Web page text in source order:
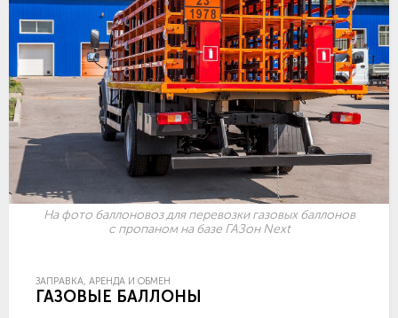
На фото баллоновоз для перевозки газовых баллонов
с пропаном на базе ГАЗон Next
ЗАПРАВКА, АРЕНДА И ОБМЕН
ГАЗОВЫЕ БАЛЛОНЫ